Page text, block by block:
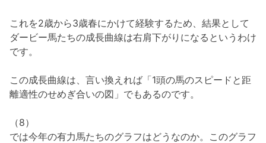
これを2歳から3歳春にかけて経験するため、結果として
ダービー馬たちの成長曲線は右肩下がりになるというわけ
です。
この成長曲線は、言い換えれば「1頭の馬のスピードと距
離適性のせめぎ合いの図」でもあるのです。
（8）
では今年の有力馬たちのグラフはどうなのか。このグラフ